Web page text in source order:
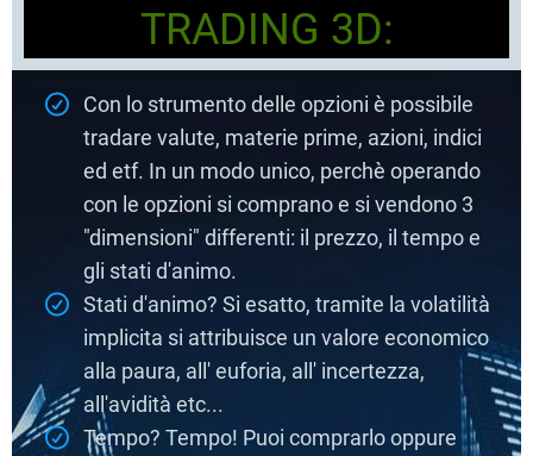
TRADING 3D:
Con lo strumento delle opzioni è possibile
tradare valute, materie prime, azioni, indici
ed etf. In un modo unico, perchè operando
con le opzioni si comprano e si vendono 3
"dimensioni" differenti: il prezzo, il tempo e
gli stati d'animo.
Stati d'animo? Si esatto, tramite la volatilità
implicita si attribuisce un valore economico
alla paura, all' euforia, all' incertezza,
all'avidità etc...
Tempo? Tempo! Puoi comprarlo oppure